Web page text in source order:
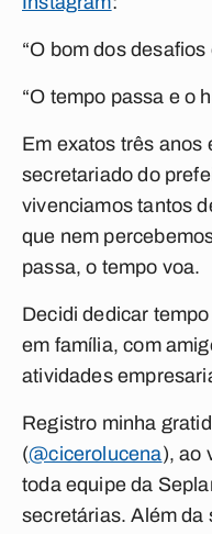
“O bom dos
“O tempo passa e o
Em exatos três anos
secretariado do
vivenciamos tantos
que nem
passa, o tempo voa.
Decidi dedicar
em família, com
atividades
Registro minha
(@cicerolucena), ao
toda equipe da
secretárias. Além da